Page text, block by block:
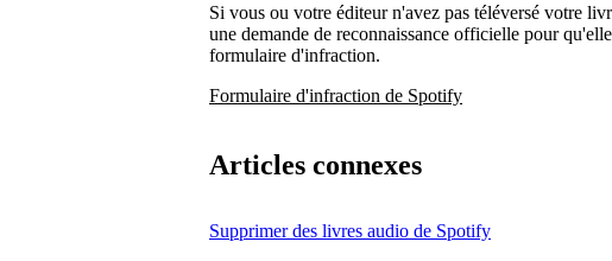
Si vous ou votre éditeur n'avez pas téléversé votre
une demande de reconnaissance officielle pour
formulaire d'infraction.
Formulaire d'infraction de Spotify
Articles connexes
Supprimer des livres audio de Spotify